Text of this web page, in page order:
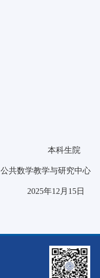
本科生院
公共数学教学与研究中心
2025年12月15日